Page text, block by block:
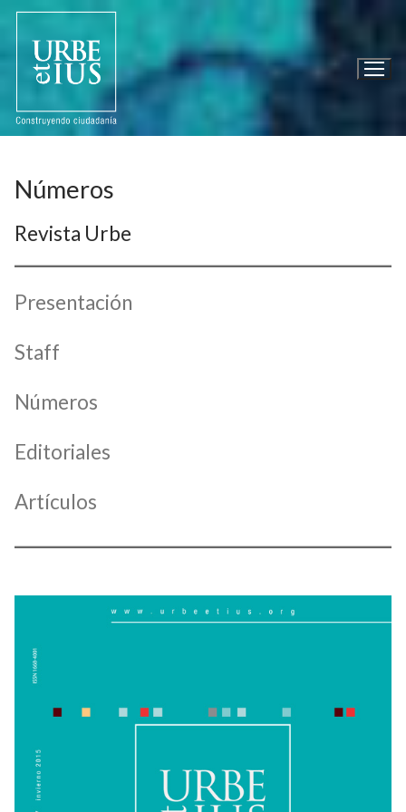
contenido
Números
Revista Urbe
Presentación
Staff
Números
Editoriales
Artículos